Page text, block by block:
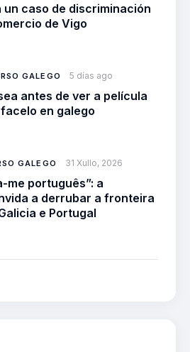
un caso de discriminación
de Vigo
GALEGO 5 días ago
antes de ver a película
en galego
GALEGO 31 Xullo, 2026
me português”: a
a derrubar a fronteira
e Portugal